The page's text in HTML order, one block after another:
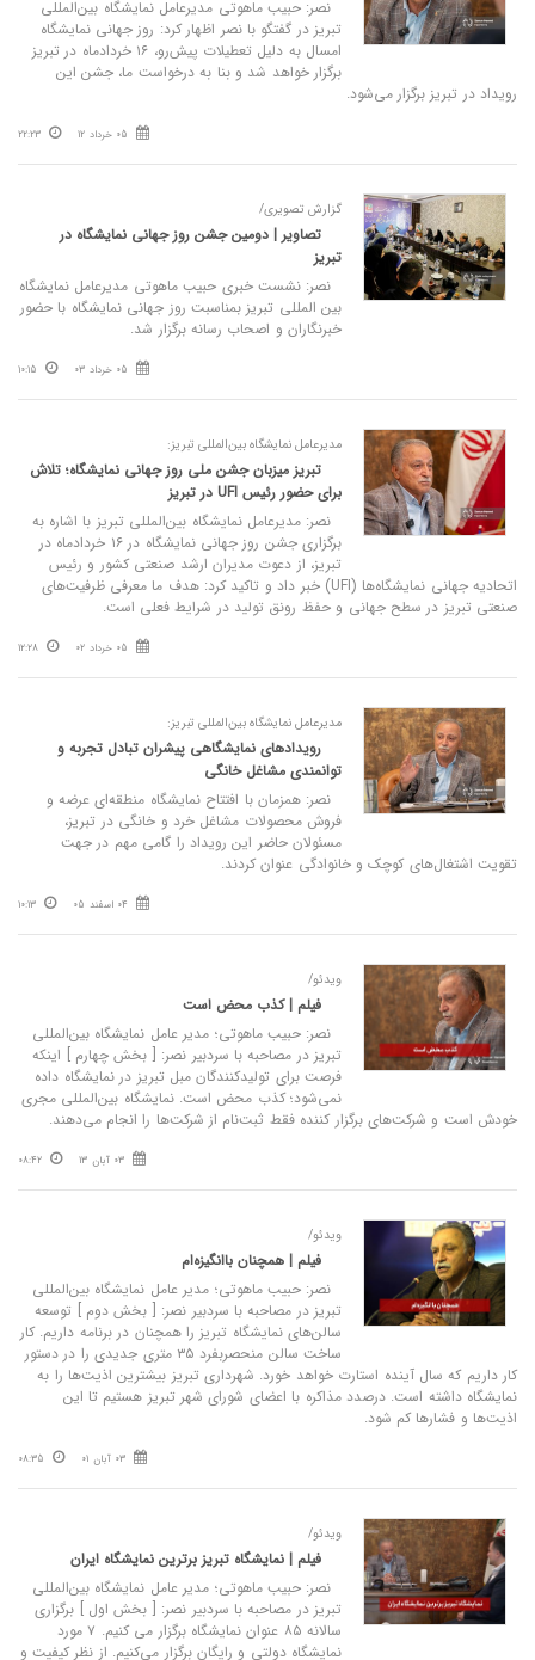
نصر: حبیب ماهوتی مدیرعامل نمایشگاه بین‌المللی
تبریز در گفتگو با نصر اظهار کرد: روز جهانی نمایشگاه
امسال به دلیل تعطیلات پیش‌رو، ۱۶ خردادماه در تبریز
برگزار خواهد شد و بنا به درخواست ما، جشن این
رویداد در تبریز برگزار می‌شود.
05 خرداد 12 22:23
گزارش تصویری/
تصاویر | دومین جشن روز جهانی نمایشگاه در
تبریز
نصر: نشست خبری حبیب ماهوتی مدیرعامل نمایشگاه
بین المللی تبریز بمناسبت روز جهانی نمایشگاه با حضور
خبرنگاران و اصحاب رسانه برگزار شد.
05 خرداد 03 10:15
مدیرعامل نمایشگاه بین‌المللی تبریز:
تبریز میزبان جشن ملی روز جهانی نمایشگاه؛ تلاش
برای حضور رئیس UFI در تبریز
نصر: مدیرعامل نمایشگاه بین‌المللی تبریز با اشاره به
برگزاری جشن روز جهانی نمایشگاه در ۱۶ خردادماه در
تبریز، از دعوت مدیران ارشد صنعتی کشور و رئیس
اتحادیه جهانی نمایشگاه‌ها (UFI) خبر داد و تاکید کرد: هدف ما معرفی ظرفیت‌های
صنعتی تبریز در سطح جهانی و حفظ رونق تولید در شرایط فعلی است.
05 خرداد 02 12:28
مدیرعامل نمایشگاه بین‌المللی تبریز:
رویدادهای نمایشگاهی پیشران تبادل تجربه و
توانمندی مشاغل خانگی
نصر: همزمان با افتتاح نمایشگاه منطقه‌ای عرضه و
فروش محصولات مشاغل خرد و خانگی در تبریز،
مسئولان حاضر این رویداد را گامی مهم در جهت
تقویت اشتغال‌های کوچک و خانوادگی عنوان کردند.
04 اسفند 05 10:13
ویدئو/
فیلم | کذب محض است
نصر: حبیب ماهوتی؛ مدیر عامل نمایشگاه بین‌المللی
تبریز در مصاحبه با سردبیر نصر: [ بخش چهارم ] اینکه
فرصت برای تولیدکنندگان مبل تبریز در نمایشگاه داده
نمی‌شود؛ کذب محض است. نمایشگاه بین‌المللی مجری
خودش است و شرکت‌های برگزار کننده فقط ثبت‌نام از شرکت‌ها را انجام می‌دهند.
03 آبان 13 08:42
ویدئو/
فیلم | همچنان باانگیزه‌ام
نصر: حبیب ماهوتی؛ مدیر عامل نمایشگاه بین‌المللی
تبریز در مصاحبه با سردبیر نصر: [ بخش دوم ] توسعه
سالن‌های نمایشگاه تبریز را همچنان در برنامه داریم. کار
ساخت سالن منحصربفرد ۳۵ متری جدیدی را در دستور
کار داریم که سال آینده استارت خواهد خورد. شهرداری تبریز بیشترین اذیت‌ها را به
نمایشگاه داشته است. درصدد مذاکره با اعضای شورای شهر تبریز هستیم تا این
اذیت‌ها و فشارها کم شود.
03 آبان 01 08:35
ویدئو/
فیلم | نمایشگاه تبریز برترین نمایشگاه ایران
نصر: حبیب ماهوتی؛ مدیر عامل نمایشگاه بین‌المللی
تبریز در مصاحبه با سردبیر نصر: [ بخش اول ] برگزاری
سالانه ۸۵ عنوان نمایشگاه برگزار می کنیم. ۷ مورد
نمایشگاه دولتی و رایگان برگزار می‌کنیم. از نظر کیفیت و